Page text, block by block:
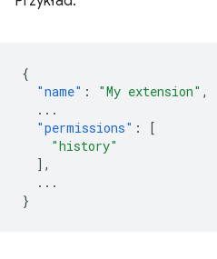
{
"name" : "My extension" ,
...
"permissions" :
[
"history"
],
...
}